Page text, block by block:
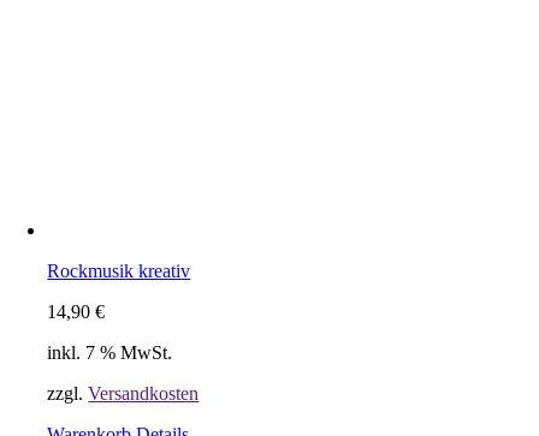
Rockmusik kreativ
14,90€
inkl. 7 % MwSt.
zzgl.Versandkosten